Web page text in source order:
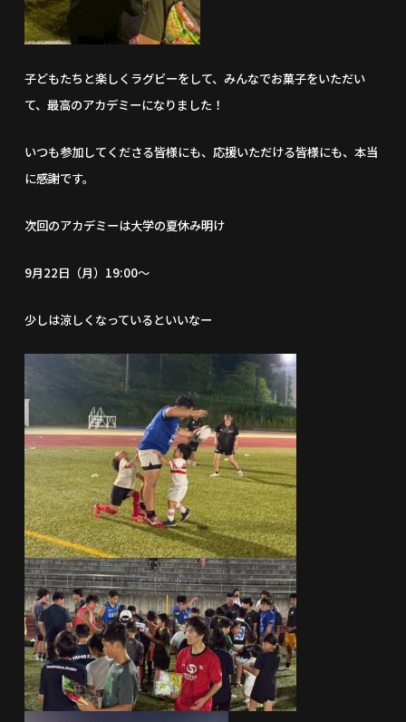
子どもたちと楽しくラグビーをして、みんなでお菓子をいただい
て、最高のアカデミーになりました！
いつも参加してくださる皆様にも、応援いただける皆様にも、本当
に感謝です。
次回のアカデミーは大学の夏休み明け
9月22日（月）19:00～
少しは涼しくなっているといいなー